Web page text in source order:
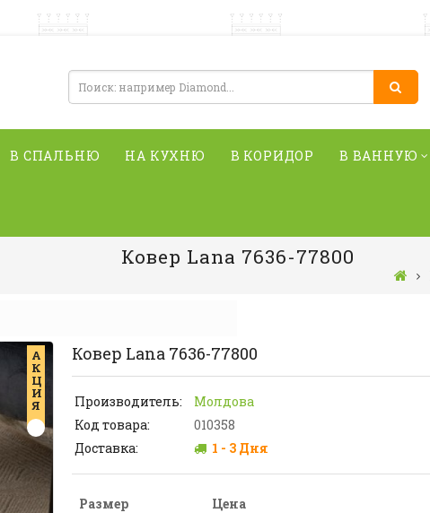
В СПАЛЬНЮ НА КУХНЮ В КОРИДОР В ВАННУЮ
Ковер Lana 7636-77800
А
К
Ц
И
Я
Ковер Lana 7636-77800
Производитель:
Молдова
Код товара:
010358
Доставка:
1 - 3 Дня
Размер Цена